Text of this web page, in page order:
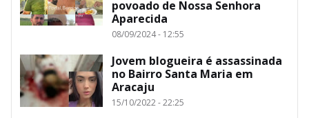
povoado de Nossa Senhora
Aparecida
08/09/2024 - 12:55
Jovem blogueira é assassinada
no Bairro Santa Maria em
Aracaju
15/10/2022 - 22:25